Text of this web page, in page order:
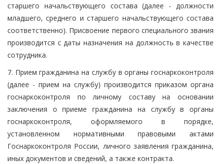
старшего начальствующего состава (далее - должности
младшего, среднего и старшего начальствующего состава
соответственно). Присвоение первого специального звания
производится с даты назначения на должность в качестве
сотрудника.
7. Прием гражданина на службу в органы госнаркоконтроля
(далее - прием на службу) производится приказом органа
госнаркоконтроля по личному составу на основании
заключения о приеме гражданина на службу в органы
госнаркоконтроля, оформляемого в порядке,
установленном нормативными правовыми актами
Госнаркоконтроля России, личного заявления гражданина,
иных документов и сведений, а также контракта.